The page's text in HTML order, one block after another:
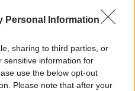
Personal Information
sharing to third parties, or
sensitive information for
use the below opt-out
Please note that after your